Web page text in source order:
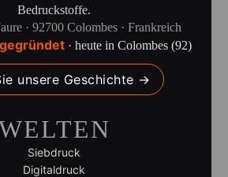
Bedruckstoffe.
· 92700 Colombes · Frankreich
· heute in Colombes (92)
unsere Geschichte →
Siebdruck
Digitaldruck